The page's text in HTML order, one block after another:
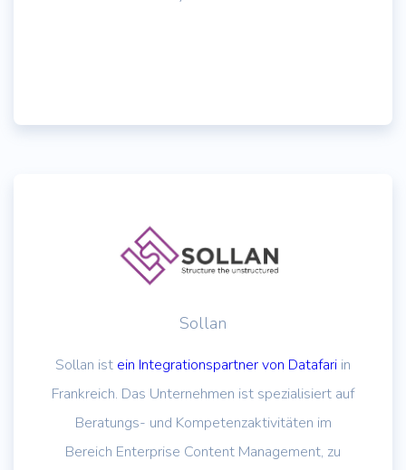
Sollan
Sollan ist ein Integrationspartner von Datafari in
Frankreich. Das Unternehmen ist spezialisiert auf
Beratungs- und Kompetenzaktivitäten im
Bereich Enterprise Content Management, zu